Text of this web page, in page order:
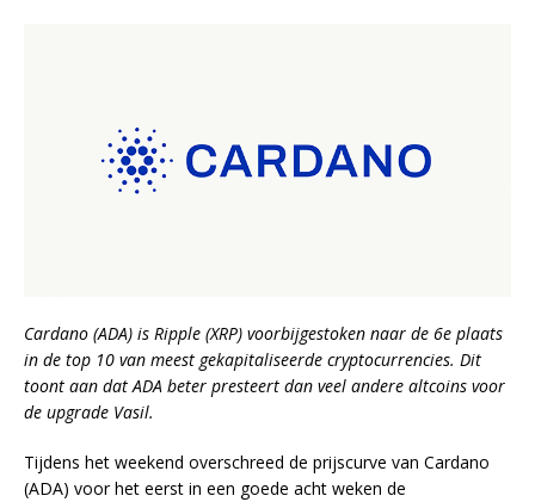
Cardano (ADA) is Ripple (XRP) voorbijgestoken naar de 6e plaats
in de top 10 van meest gekapitaliseerde cryptocurrencies. Dit
toont aan dat ADA beter presteert dan veel andere altcoins voor
de upgrade Vasil.
Tijdens het weekend overschreed de prijscurve van Cardano
(ADA) voor het eerst in een goede acht weken de